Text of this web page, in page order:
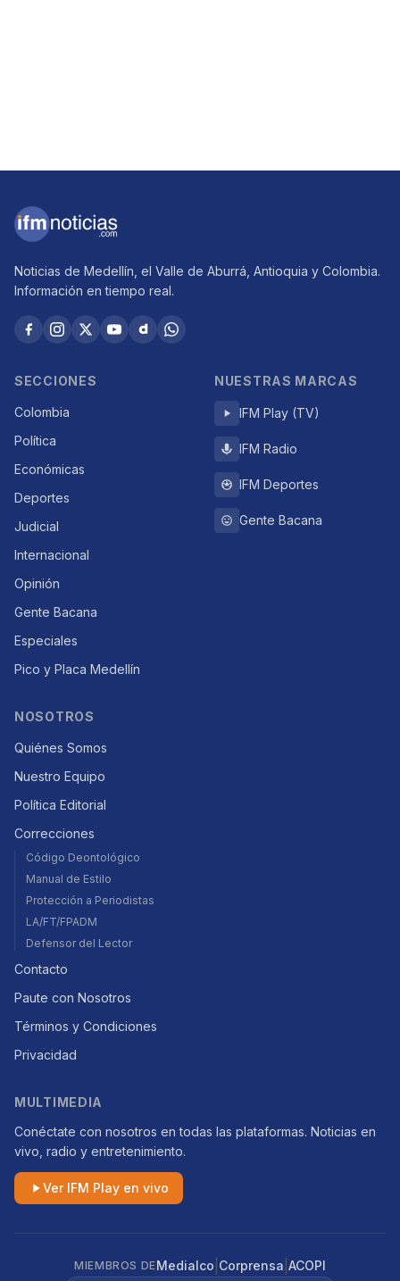
Noticias de Medellín, el Valle de Aburrá, Antioquia y Colombia.
Información en tiempo real.
SECCIONES
Colombia
Política
Económicas
Deportes
Judicial
Internacional
Opinión
Gente Bacana
Especiales
Pico y Placa Medellín
NUESTRAS MARCAS
IFM Play (TV)
IFM Radio
IFM Deportes
Gente Bacana
NOSOTROS
Quiénes Somos
Nuestro Equipo
Política Editorial
Correcciones
Código Deontológico
Manual de Estilo
Protección a Periodistas
LA/FT/FPADM
Defensor del Lector
Contacto
Paute con Nosotros
Términos y Condiciones
Privacidad
MULTIMEDIA
Conéctate con nosotros en todas las plataformas. Noticias en
vivo, radio y entretenimiento.
Ver IFM Play en vivo
MIEMBROS DEMedialco Corprensa ACOPI